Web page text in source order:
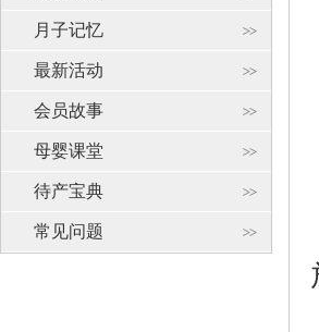
月子记忆
最新活动
会员故事
母婴课堂
待产宝典
常见问题